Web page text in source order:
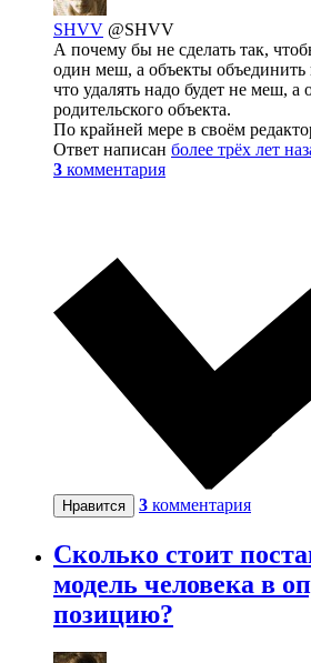
SHVV @SHVV
А почему бы не сделать так,
один меш, а объекты объединить
что удалять надо будет не меш, а
родительского объекта.
По крайней мере в своём
Ответ написан более трёх лет
3 комментария
Нравится 3 комментария
Сколько стоит
модель человека в
позицию?